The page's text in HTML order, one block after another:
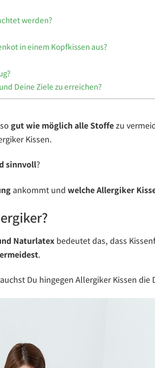
werden?
in einem Kopfkissen aus?
Deine Ziele zu erreichen?
gut wie möglich alle Stoffezu
Kissen.
sinnvoll?
ankommt und welche Allergiker
Naturlatex bedeutet das, dass
.
Du hingegen Allergiker Kissen die